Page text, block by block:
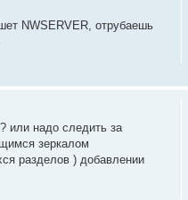
NWSERVER, отрубаешь
или надо следить за
зеркалом
разделов ) добавлении